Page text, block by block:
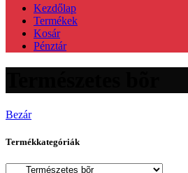
Kezdőlap
Termékek
Kosár
Pénztár
Bezár
Termékkategóriák